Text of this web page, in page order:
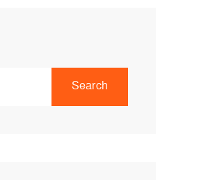
Search